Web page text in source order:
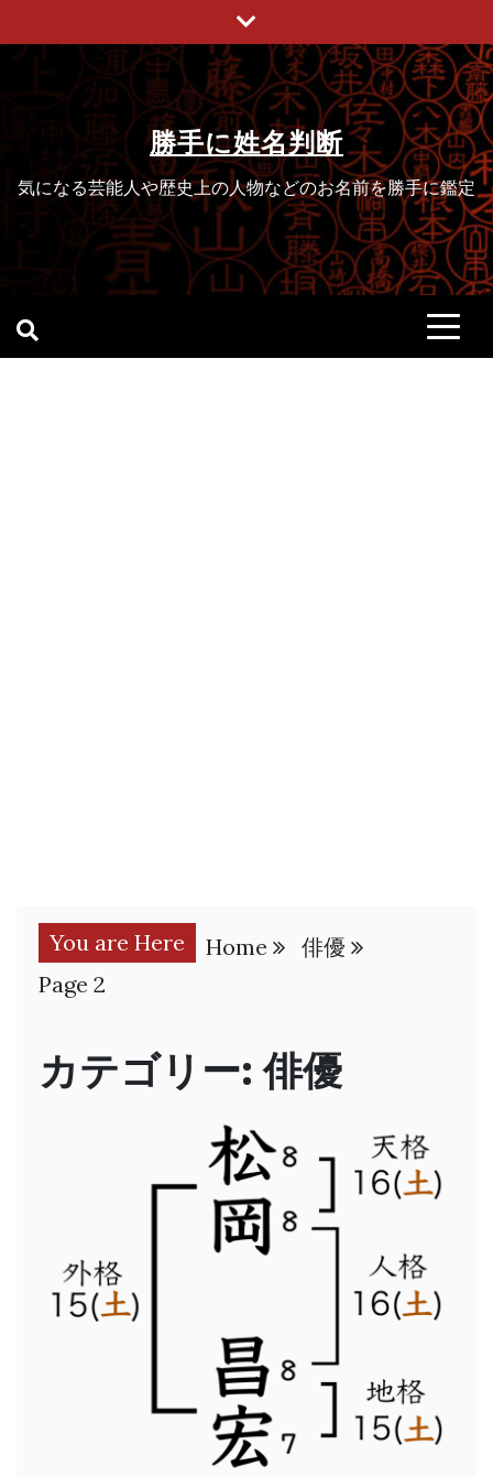
content
勝手に姓名判断
気になる芸能人や歴史上の人物などのお名前を勝手に鑑定
You are Here Home
俳優
Page 2
カテゴリー:俳優